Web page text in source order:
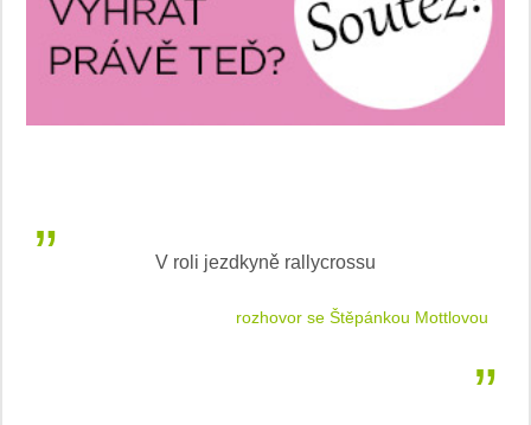
V roli jezdkyně rallycrossu
rozhovor se Štěpánkou Mottlovou